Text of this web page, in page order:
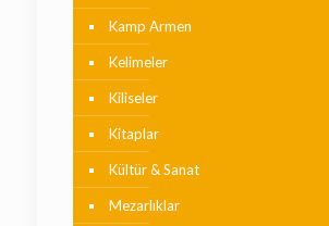
Kamp Armen
Kelimeler
Kiliseler
Kitaplar
Kültür & Sanat
Mezarlıklar